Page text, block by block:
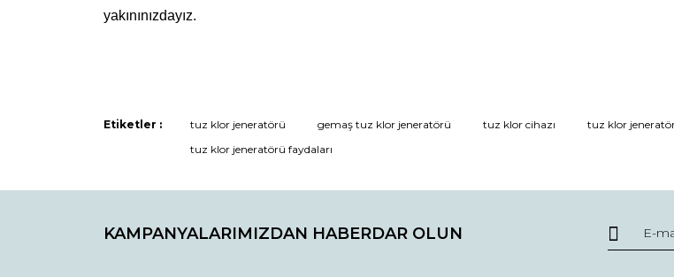
yakınınızdayız.
Etiketler : tuz klor jeneratörü gemaş tuz klor jeneratörü tuz klor cihazı tuz klor
tuz klor jeneratörü faydaları
KAMPANYALARIMIZDAN HABERDAR OLUN